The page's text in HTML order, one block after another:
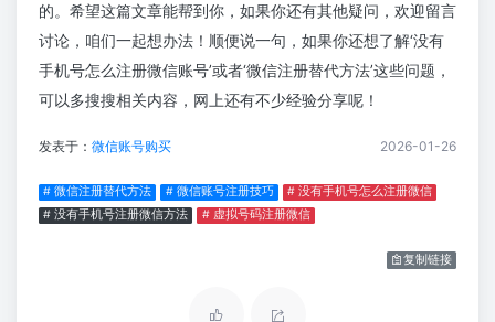
的。希望这篇文章能帮到你，如果你还有其他疑问，欢迎留言
讨论，咱们一起想办法！顺便说一句，如果你还想了解‘没有
手机号怎么注册微信账号’或者‘微信注册替代方法’这些问题，
可以多搜搜相关内容，网上还有不少经验分享呢！
发表于： 微信账号购买 2026-01-26
# 微信注册替代方法 # 微信账号注册技巧
# 没有手机号怎么注册微信
# 没有手机号注册微信方法
# 虚拟号码注册微信
复制链接